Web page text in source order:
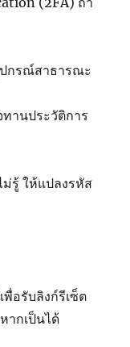
กรณ์สาธารณะ
ทานประวัติการ
รู้ ให้แปลงรหัส
อรับลิงก์รีเซ็ต
ากเป็นได้